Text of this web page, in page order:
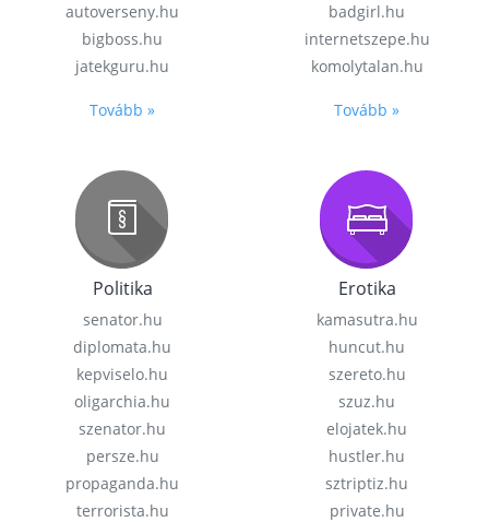
autoverseny.hu
bigboss.hu
jatekguru.hu
Tovább »
badgirl.hu
internetszepe.hu
komolytalan.hu
Tovább »
Politika
senator.hu
diplomata.hu
kepviselo.hu
oligarchia.hu
szenator.hu
persze.hu
propaganda.hu
terrorista.hu
Erotika
kamasutra.hu
huncut.hu
szereto.hu
szuz.hu
elojatek.hu
hustler.hu
sztriptiz.hu
private.hu